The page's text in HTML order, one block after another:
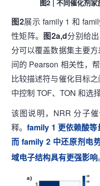
图2 | 不同催化剂
图2展示 family 1 和
性矩阵。 图2a,d分别给
分可以覆盖数据集主要方
间的 Pearson 相关性，
比较描述符与催化目标
中控制 TOF、TON 和选
该图说明，NRR 分子
释。family 1 更依赖酸等
而 family 2 中还原剂电
域电子结构具有更强影响。